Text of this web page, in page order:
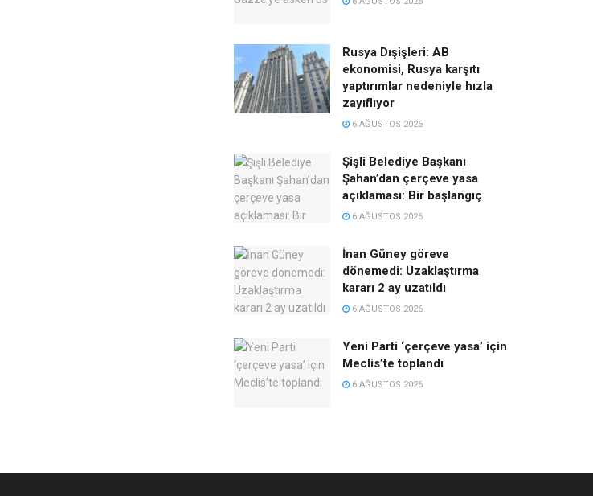
Rusya Dışişleri: AB
ekonomisi, Rusya karşıtı
yaptırımlar nedeniyle hızla
zayıflıyor
6 AĞUSTOS 2026
Şişli Belediye Başkanı
Şahan’dan çerçeve yasa
açıklaması: Bir başlangıç
6 AĞUSTOS 2026
İnan Güney göreve
dönemedi: Uzaklaştırma
kararı 2 ay uzatıldı
6 AĞUSTOS 2026
Yeni Parti ‘çerçeve yasa’ için
Meclis’te toplandı
6 AĞUSTOS 2026